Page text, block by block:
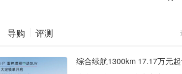
导购 评测